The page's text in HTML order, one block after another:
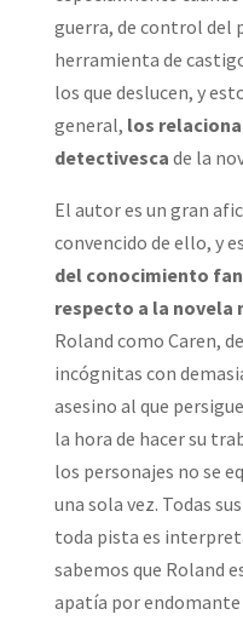
guerra, de control del
herramienta de
los que deslucen, y
general, los
detectivesca de la
El autor es un gran
convencido de ello, y
del conocimiento
respecto a la novela
Roland como Caren,
incógnitas con
asesino al que
la hora de hacer su
los personajes no se
una sola vez. Todas
toda pista es
sabemos que Roland
apatía por